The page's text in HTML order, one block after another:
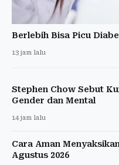
Berlebih Bisa Picu
13 jam lalu
Stephen Chow Sebut
Gender dan Mental
14 jam lalu
Cara Aman
Agustus 2026